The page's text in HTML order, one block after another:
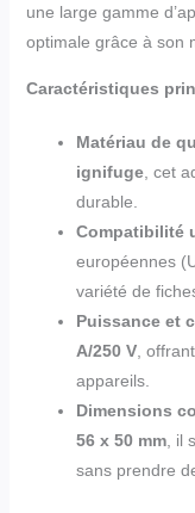
une large gamme
optimale grâce à son
Caractéristiques
Matériau de
ignifuge, cet
durable.
Compatibilité
européennes
variété de
Puissance et
A/250 V,
appareils.
Dimensions
56 x 50 mm, il
sans prendre